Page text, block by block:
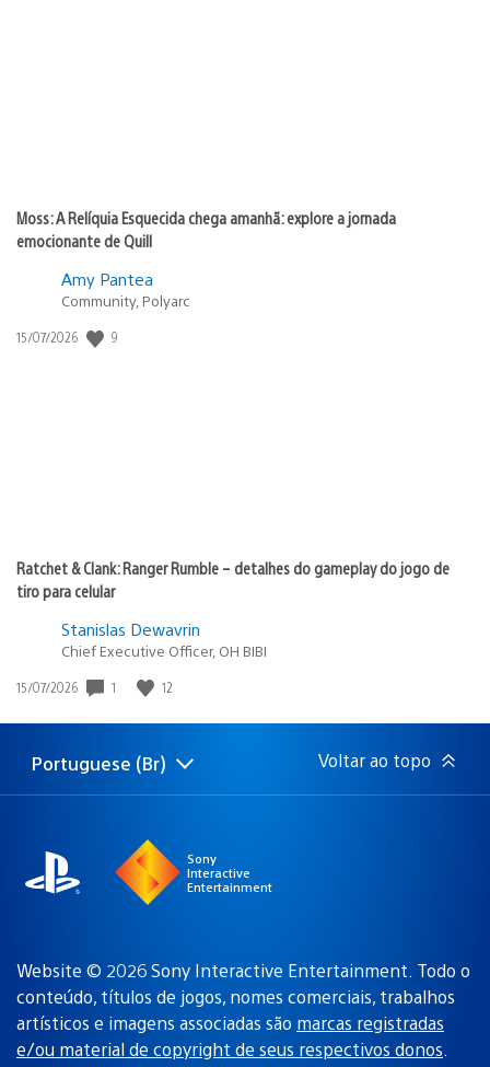
Moss: A Relíquia Esquecida chega amanhã: explore a jornada
emocionante de Quill
Amy Pantea
Community, Polyarc
Data
15/07/2026 9
Ratchet & Clank: Ranger Rumble – detalhes do gameplay do jogo de
tiro para celular
Stanislas Dewavrin
Chief Executive Officer, OH BIBI
Data
publicação:
15/07/2026 1 12
Selecione
uma
Região
atual:
Portuguese (Br) Voltar ao topo
Sony
Interactive
Entertainment
Website © 2026 Sony Interactive Entertainment. Todo o
conteúdo, títulos de jogos, nomes comerciais, trabalhos
artísticos e imagens associadas são marcas registradas
e/ou material de copyright de seus respectivos donos.